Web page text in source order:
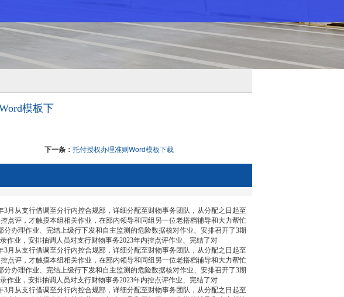
模板下
下一条： 托付授权办理准则Word模板下载
从支行借调至分行内控合规部，详细分配至财物事务团队，从分配之日起至
点评，才触摸本组相关作业，在部内领导和同组另一位老搭档辅导和大力帮忙
办理作业、完结上级行下发和自主监测的危险数据核对作业、安排召开了3期
作业，安排抽调人员对支行财物事务2023年内控点评作业、完结了对
从支行借调至分行内控合规部，详细分配至财物事务团队，从分配之日起至
点评，才触摸本组相关作业，在部内领导和同组另一位老搭档辅导和大力帮忙
办理作业、完结上级行下发和自主监测的危险数据核对作业、安排召开了3期
作业，安排抽调人员对支行财物事务2023年内控点评作业、完结了对
从支行借调至分行内控合规部，详细分配至财物事务团队，从分配之日起至